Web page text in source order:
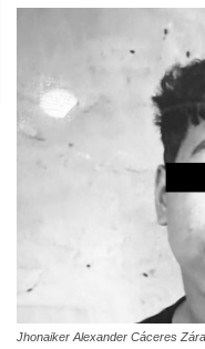
Jhonaiker Alexander Cáceres